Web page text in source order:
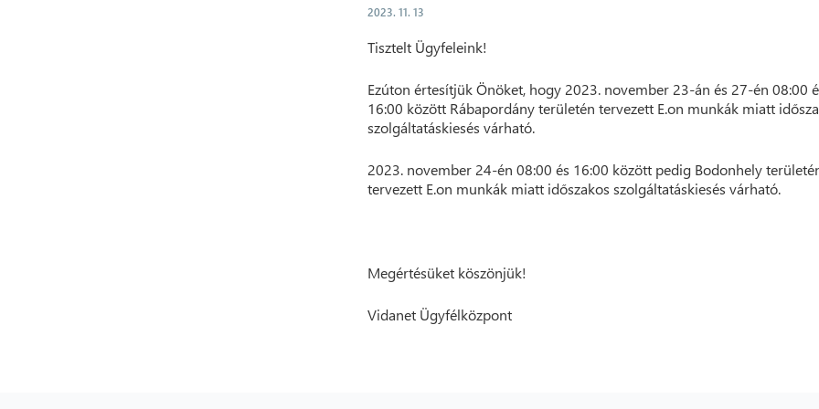
2023. 11. 13
Tisztelt Ügyfeleink!
Ezúton értesítjük Önöket, hogy 2023. november 23-án és 27-én 08:00
16:00 között Rábapordány területén tervezett E.on munkák miatt
szolgáltatáskiesés várható.
2023. november 24-én 08:00 és 16:00 között pedig Bodonhely
tervezett E.on munkák miatt időszakos szolgáltatáskiesés várható.
Megértésüket köszönjük!
Vidanet Ügyfélközpont